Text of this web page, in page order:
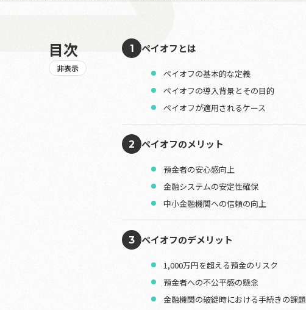
目次
非表示
1 ペイオフとは
ペイオフの基本的な定義
ペイオフの導入背景とその目的
ペイオフが適用されるケース
2 ペイオフのメリット
預金者の安心感向上
金融システムの安定性確保
中小金融機関への信頼の向上
3 ペイオフのデメリット
1,000万円を超える預金のリスク
預金者への不公平感の懸念
金融機関の破綻時における手続きの課題